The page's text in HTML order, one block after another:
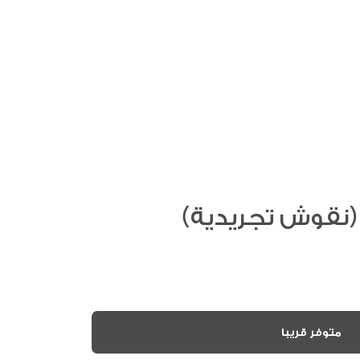
تجريدية)
متوفر قريبا